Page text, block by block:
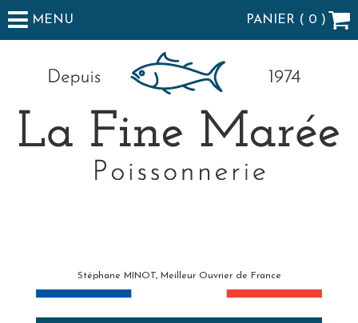
MENU PANIER ( 0 )
Stéphane MINOT, Meilleur Ouvrier de France